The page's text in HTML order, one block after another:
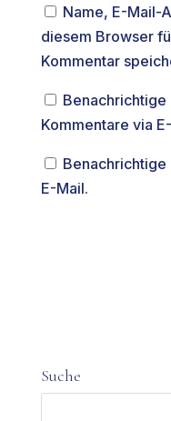
Name, E-Mail-
diesem Browser
Kommentar
Kommentare via
Benachrichtige
E-Mail.
Suche